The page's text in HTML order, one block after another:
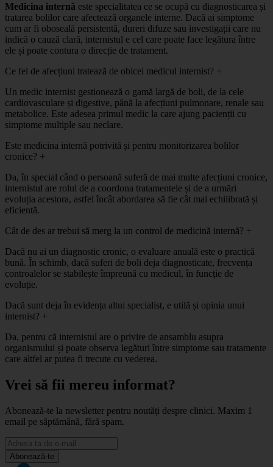
Medicina internă este specialitatea ce se ocupă cu diagnosticarea și
tratarea bolilor care afectează organele interne. Dacă ai simptome
cum ar fi oboseală persistentă, dureri difuze sau investigații care nu
indică o cauză clară, internistul e cel care poate face legătura între
ele și poate contura o direcție de tratament.
Ce fel de afecțiuni tratează de obicei medicul internist? +
Un medic internist gestionează o gamă largă de boli, de la cele
cardiovasculare și digestive, până la afecțiuni pulmonare, renale sau
metabolice. Este adesea primul medic la care ajung pacienții cu
simptome multiple sau neclare.
Este medicina internă potrivită și pentru monitorizarea bolilor
cronice? +
Da, în special când o persoană suferă de mai multe afecțiuni cronice,
internistul are rolul de a coordona tratamentele și de a urmări
evoluția acestora, astfel încât abordarea să fie cât mai echilibrată și
eficientă.
Cât de des ar trebui să merg la un control de medicină internă? +
Dacă nu ai un diagnostic cronic, o evaluare anuală este o practică
bună. În schimb, dacă suferi de boli deja diagnosticate, frecvența
controalelor se stabilește împreună cu medicul, în funcție de
evoluție.
Dacă sunt deja în evidența altui specialist, e utilă și opinia unui
internist? +
Da, pentru că internistul are o privire de ansamblu asupra
organismului și poate observa legături între simptome sau tratamente
care altfel ar putea fi trecute cu vederea.
Vrei să fii mereu informat?
Abonează-te la newsletter pentru noutăți despre clinici. Maxim 1
email pe săptămână, fără spam.
Abonează-te